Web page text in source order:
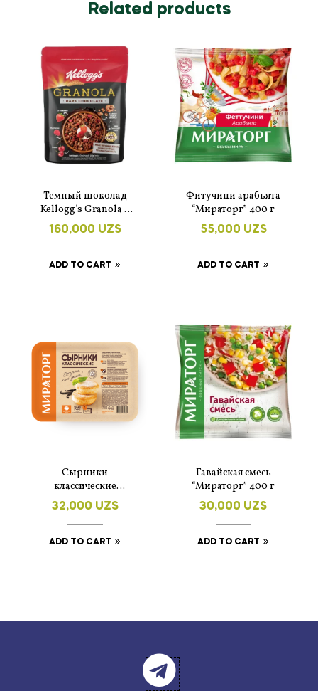
Related products
Темный шоколад
Kellogg’s Granola –
220 г
160,000 UZS
ADD TO CART
Фитучини арабьята
“Мираторг” 400 г
55,000 UZS
ADD TO CART
Сырники
классические
Мираторг 280 г
32,000 UZS
ADD TO CART
Гавайская смесь
“Мираторг” 400 г
30,000 UZS
ADD TO CART